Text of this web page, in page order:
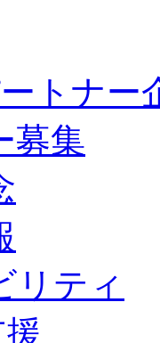
トナー
募集
リティ